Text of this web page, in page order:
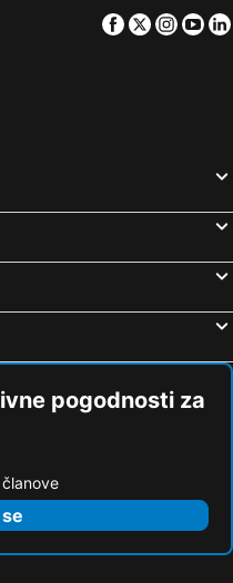
Homes
Facebook
Twitter
pogodnosti za